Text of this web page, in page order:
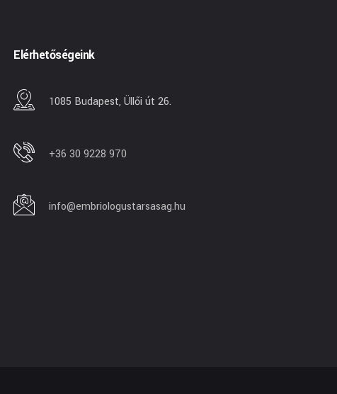
Elérhetőségeink
1085 Budapest, Üllői út 26.
+36 30 9228 970
info@embriologustarsasag.hu